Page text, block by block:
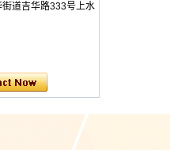
道吉华路333号上水